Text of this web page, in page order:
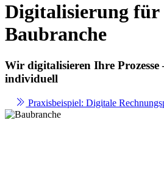
Digitalisierung für
Baubranche
Wir digitalisieren Ihre Prozesse
individuell
Praxisbeispiel: Digitale